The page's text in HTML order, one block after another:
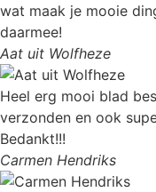
wat maak je mooie
daarmee!
Aat uit Wolfheze
Heel erg mooi blad
verzonden en ook
Bedankt!!!
Carmen Hendriks